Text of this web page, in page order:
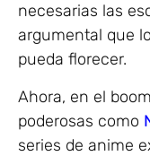
necesarias las
argumental que
pueda florecer.
Ahora, en el
poderosas como
series de anime